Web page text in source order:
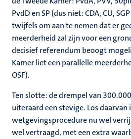
PvdD en SP (dus niet: CDA, CU,
twijfels om aan te nemen dat er
meerderheid zal zijn voor een
decisief referendum beoogt
Kamer liet een parallelle
OSF).
Ten slotte: de drempel van
uiteraard een stevige. Los daarvan
wetgevingsprocedure nu wel
wel vertraagd, met een extra